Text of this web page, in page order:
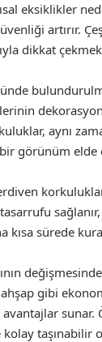
eksiklikler
artırır.
dikkat
aynı
görünüm elde
kısa sürede
gibi
taşınabilir